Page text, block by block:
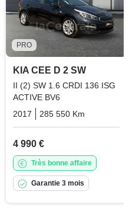
Diesel
PRO
KIA CEE D 2 SW
II (2) SW 1.6 CRDI 136 ISG
ACTIVE BV6
2017
285 550 Km
4 990 €
Très bonne affaire
Garantie 3 mois